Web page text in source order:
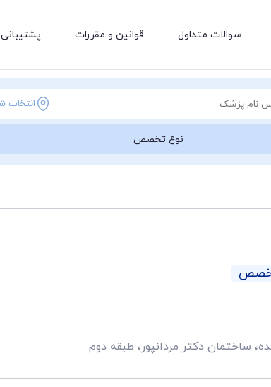
سوالات متداول قوانین و مقررات
انتخاب
نوع تخصص
ساختمان دکتر مردانپور، طبقه دوم